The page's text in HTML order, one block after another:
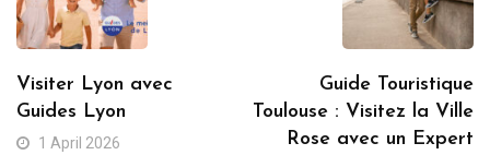
Visiter Lyon avec
Guides Lyon
1 April 2026
Guide Touristique
Toulouse : Visitez la Ville
Rose avec un Expert